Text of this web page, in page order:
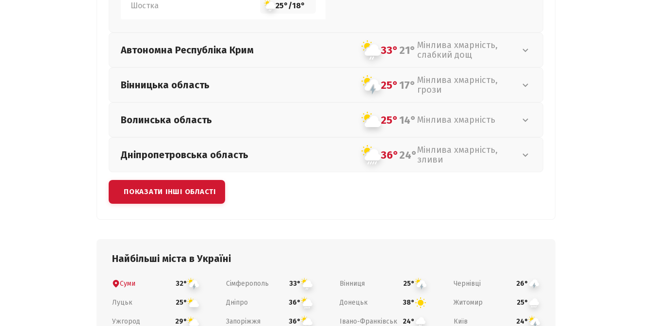
Шостка 25°/18°
Автономна Республіка Крим 33°21° Мінлива хмарність,
слабкий дощ
Вінницька область 25°17° Мінлива хмарність,
грози
Волинська область 25°14° Мінлива хмарність
Дніпропетровська область 36°24°Мінлива хмарність,
зливи
ПОКАЗАТИ ІНШІ ОБЛАСТІ
Найбільші міста в Україні
Суми 32° Сімферополь 33° Вінниця 25° Чернівці 26°
Луцьк 25° Дніпро 36° Донецьк 38° Житомир 25°
Ужгород 29° Запоріжжя 36° Івано-Франківськ 24° Київ 24°